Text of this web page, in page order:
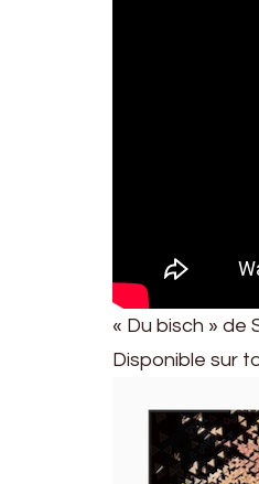
« Du bisch » de
Disponible sur